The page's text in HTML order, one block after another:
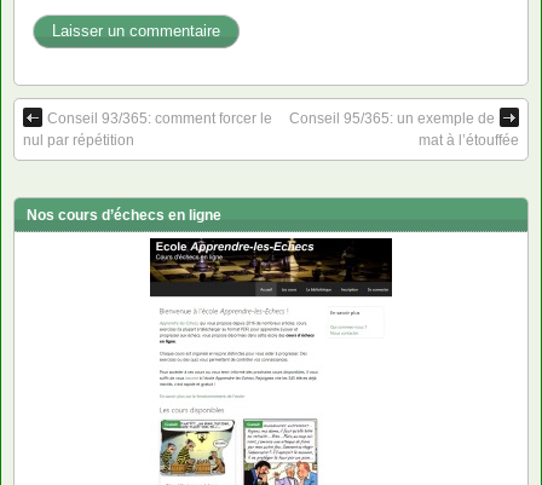
Conseil 93/365: comment forcer le
nul par répétition
Conseil 95/365: un exemple de
mat à l’étouffée
Nos cours d’échecs en ligne